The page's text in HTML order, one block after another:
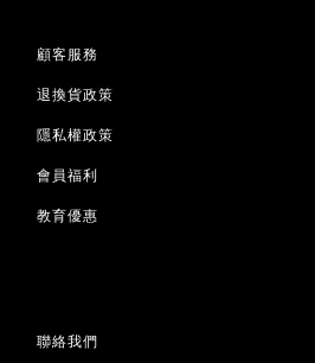
顧客服務
退換貨政策
隱私權政策
會員福利
教育優惠
聯絡我們